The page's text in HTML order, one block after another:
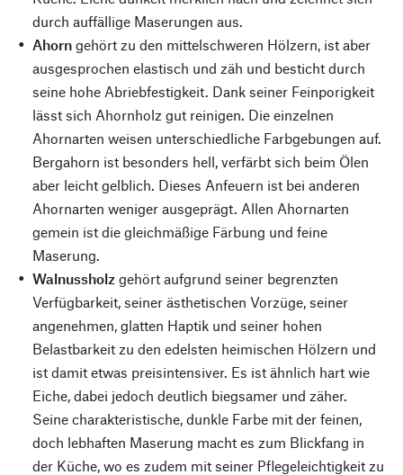
durch auffällige Maserungen aus.
Ahorn gehört zu den mittelschweren Hölzern, ist aber
ausgesprochen elastisch und zäh und besticht durch
seine hohe Abriebfestigkeit. Dank seiner Feinporigkeit
lässt sich Ahornholz gut reinigen. Die einzelnen
Ahornarten weisen unterschiedliche Farbgebungen auf.
Bergahorn ist besonders hell, verfärbt sich beim Ölen
aber leicht gelblich. Dieses Anfeuern ist bei anderen
Ahornarten weniger ausgeprägt. Allen Ahornarten
gemein ist die gleichmäßige Färbung und feine
Maserung.
Walnussholz gehört aufgrund seiner begrenzten
Verfügbarkeit, seiner ästhetischen Vorzüge, seiner
angenehmen, glatten Haptik und seiner hohen
Belastbarkeit zu den edelsten heimischen Hölzern und
ist damit etwas preisintensiver. Es ist ähnlich hart wie
Eiche, dabei jedoch deutlich biegsamer und zäher.
Seine charakteristische, dunkle Farbe mit der feinen,
doch lebhaften Maserung macht es zum Blickfang in
der Küche, wo es zudem mit seiner Pflegeleichtigkeit zu